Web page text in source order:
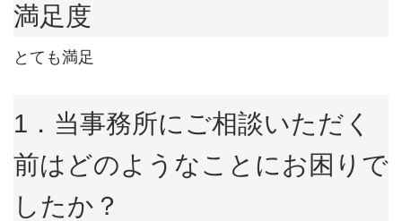
満足度
とても満足
1．当事務所にご相談いただく
前はどのようなことにお困りで
したか？